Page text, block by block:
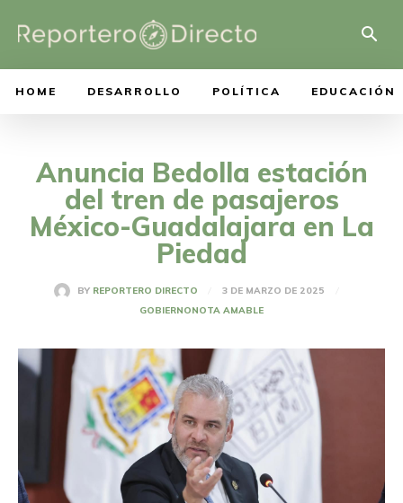
HOME DESARROLLO POLÍTICA EDUCACIÓN
Anuncia Bedolla estación
del tren de pasajeros
México-Guadalajara en La
Piedad
BY REPORTERO DIRECTO
3 DE MARZO DE 2025
GOBIERNONOTA AMABLE